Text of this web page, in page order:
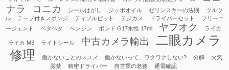
ナラ
コニカ シールはがし ジッポオイル ゼリンスキーの法則
ツルツ
ル
テープ付きスポンジ ディゾルビット デジカメ ドライバーセット
フリーエ
ージェント
ベタベタ ベンジン ボンド G17水性 17ml ヤフオク ライカ
ライカ M3 ライトシール 中古カメラ輸出
二眼カメラ
修理
働かないことのススメ 働かないって、ワクワクしない? 分解
火気
厳禁
精密ドライバー 自営業の老後 通電確認